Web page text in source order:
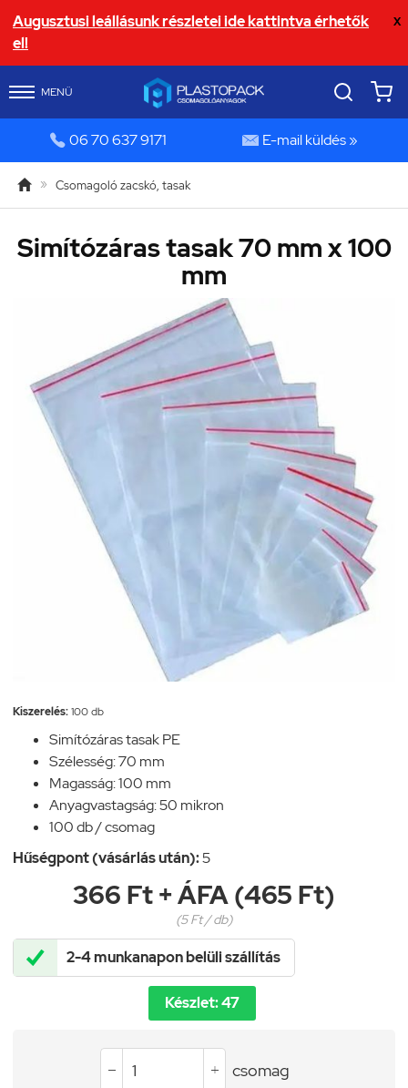
Augusztusi leállásunk részletei ide kattintva érhetők
el!
X
MENÜ
 06 70 637 9171  E-mail küldés »
 » Csomagoló zacskó, tasak
Simítózáras tasak 70 mm x 100
mm
Kiszerelés:100 db
Simítózáras tasak PE
Szélesség: 70 mm
Magasság: 100 mm
Anyagvastagság: 50 mikron
100 db / csomag
Hűségpont (vásárlás után):5
366 Ft + ÁFA (465 Ft)
(5 Ft / db)
 2-4 munkanapon belüli szállítás
Készlet: 47
  csomag